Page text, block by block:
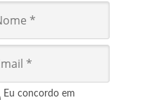
Eu concordo em